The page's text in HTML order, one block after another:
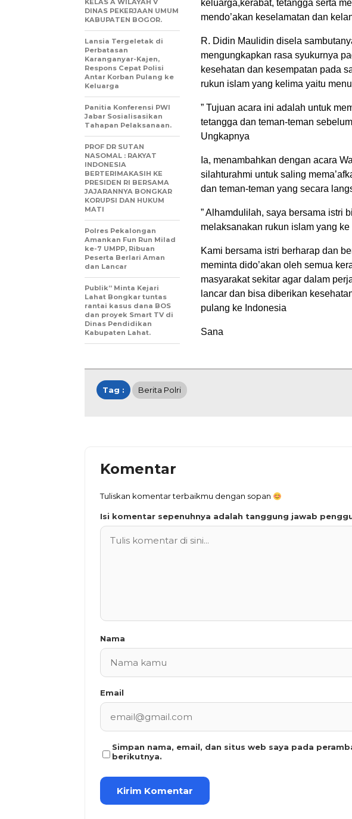
keluarga,kerabat, tetangga serta
mendo’akan keselamatan dan
R. Didin Maulidin disela
mengungkapkan rasa syukurnya
kesehatan dan kesempatan pada
rukun islam yang kelima yaitu
” Tujuan acara ini adalah untuk
tetangga dan teman-teman
Ungkapnya
Ia, menambahkan dengan acara
silahturahmi untuk saling
dan teman-teman yang secara
” Alhamdulilah, saya bersama istri
melaksanakan rukun islam yang
Kami bersama istri berharap dan
meminta dido’akan oleh semua
masyarakat sekitar agar dalam
lancar dan bisa diberikan
pulang ke Indonesia
Sana
KELAS A WILAYAH V
DINAS PEKERJAAN UMUM
KABUPATEN BOGOR.
Lansia Tergeletak di
Perbatasan
Karanganyar-Kajen,
Respons Cepat Polisi
Antar Korban Pulang ke
Keluarga
Panitia Konferensi PWI
Jabar Sosialisasikan
Tahapan Pelaksanaan.
PROF DR SUTAN
NASOMAL : RAKYAT
INDONESIA
BERTERIMAKASIH KE
PRESIDEN RI BERSAMA
JAJARANNYA BONGKAR
KORUPSI DAN HUKUM
MATI
Polres Pekalongan
Amankan Fun Run Milad
ke-7 UMPP, Ribuan
Peserta Berlari Aman
dan Lancar
Publik” Minta Kejari
Lahat Bongkar tuntas
rantai kasus dana BOS
dan proyek Smart TV di
Dinas Pendidikan
Kabupaten Lahat.
Tag : Berita Polri
Komentar
Tuliskan komentar terbaikmu dengan sopan
Isi komentar sepenuhnya adalah tanggung jawab
Nama
Email
Simpan nama, email, dan situs web saya pada
berikutnya.